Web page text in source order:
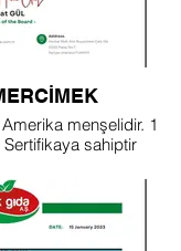
menşelidir. 1
Sertifikaya sahiptir